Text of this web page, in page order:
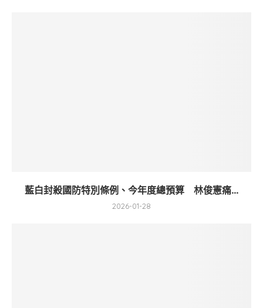
藍白封殺國防特別條例、今年度總預算 林俊憲痛...
2026-01-28